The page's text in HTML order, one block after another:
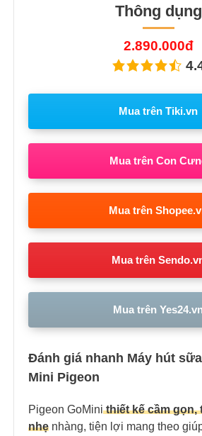
Thông dụng
2.890.000đ
Mua trên Tiki.vn
Mua trên Con
Mua trên
Mua trên
Mua trên
Đánh giá nhanh Máy hút
Mini Pigeon
Pigeon GoMinithiết kế cầm gọn,
nhẹ nhàng, tiện lợi mang theo